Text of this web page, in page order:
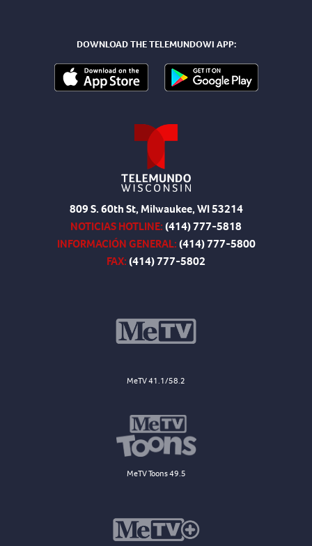
DOWNLOAD THE TELEMUNDOWI APP:
809 S. 60th St, Milwaukee, WI 53214
NOTICIAS HOTLINE:(414) 777-5818
INFORMACIÓN GENERAL:(414) 777-5800
FAX:(414) 777-5802
MeTV 41.1/58.2
MeTV Toons 49.5